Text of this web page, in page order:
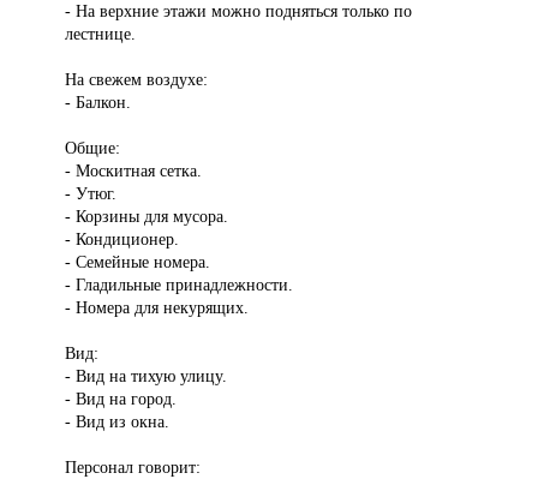
- На верхние этажи можно подняться только по
лестнице.
На свежем воздухе:
- Балкон.
Общие:
- Москитная сетка.
- Утюг.
- Корзины для мусора.
- Кондиционер.
- Семейные номера.
- Гладильные принадлежности.
- Номера для некурящих.
Вид:
- Вид на тихую улицу.
- Вид на город.
- Вид из окна.
Персонал говорит: